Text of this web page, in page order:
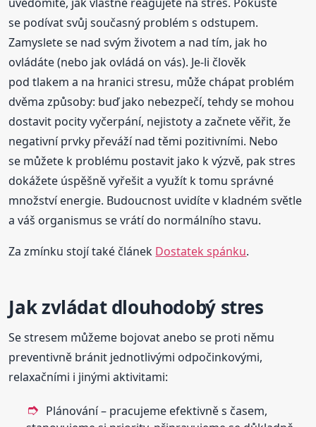
uvědomíte, jak vlastně reagujete na stres. Pokuste
se podívat svůj současný problém s odstupem.
Zamyslete se nad svým životem a nad tím, jak ho
ovládáte (nebo jak ovládá on vás). Je-li člověk
pod tlakem a na hranici stresu, může chápat problém
dvěma způsoby: buď jako nebezpečí, tehdy se mohou
dostavit pocity vyčerpání, nejistoty a začnete věřit, že
negativní prvky převáží nad těmi pozitivními. Nebo
se můžete k problému postavit jako k výzvě, pak stres
dokážete úspěšně vyřešit a využít k tomu správné
množství energie. Budoucnost uvidíte v kladném světle
a váš organismus se vrátí do normálního stavu.
Za zmínku stojí také článek Dostatek spánku.
Jak zvládat dlouhodobý stres
Se stresem můžeme bojovat anebo se proti němu
preventivně bránit jednotlivými odpočinkovými,
relaxačními i jinými aktivitami:
Plánování – pracujeme efektivně s časem,